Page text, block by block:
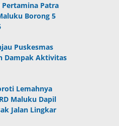
Pertamina Patra
Borong 5
Puskesmas
Dampak Aktivitas
Lemahnya
Maluku Dapil
Jalan Lingkar